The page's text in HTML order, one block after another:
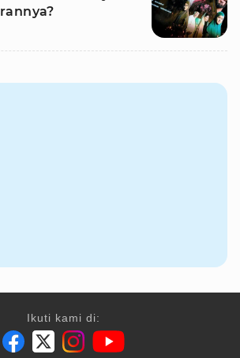
Ikuti kami di: